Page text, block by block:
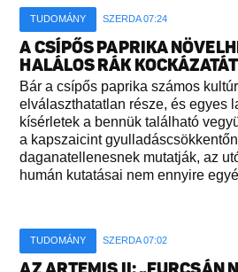
TUDOMÁNY SZERDA 07:24
A CSÍPŐS PAPRIKA
HALÁLOS RÁK
Bár a csípős paprika számos
elválaszthatatlan része, és egyes
kísérletek a bennük található
a kapszaicint
daganatellenesnek mutatják, az
humán kutatásai nem ennyire
TUDOMÁNY SZERDA 07:02